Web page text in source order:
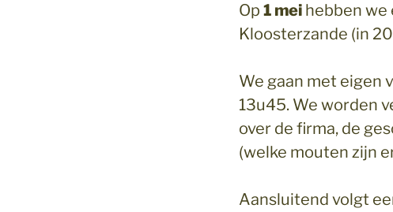
Op 1 mei hebben we
Kloosterzande (in
We gaan met eigen
13u45. We worden
over de firma, de
(welke mouten zijn
Aansluitend volgt